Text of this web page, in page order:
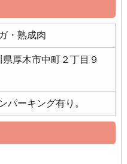
・熟成肉
厚木市中町２丁目９
パーキング有り。